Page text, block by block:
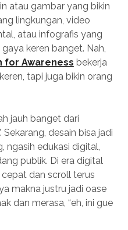
atau gambar yang bikin
lingkungan, video
atau infografis yang
keren banget. Nah,
for Awareness bekerja
tapi juga bikin orang
jauh banget dari
Sekarang, desain bisa jadi
ngasih edukasi digital,
publik. Di era digital
dan scroll terus
makna justru jadi oase
dan merasa, “eh, ini gue